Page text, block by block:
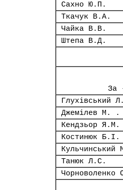
Сахно Ю.П.
Ткачук В.А.
Чайка В.В.
Штепа В.Д.
За
Глухівський
Джемілев М. .
Кендзьор Я.М.
Костинюк Б.І.
Кульчинський
Танюк Л.С.
Чорноволенко